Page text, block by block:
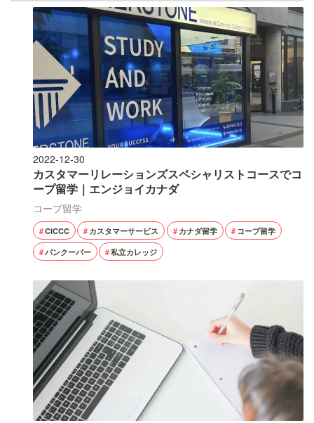
2022-12-30
カスタマーリレーションズスペシャリストコースでコ
ープ留学｜エンジョイカナダ
コープ留学
CICCC カスタマーサービス カナダ留学
コープ留学
バンクーバー
私立カレッジ